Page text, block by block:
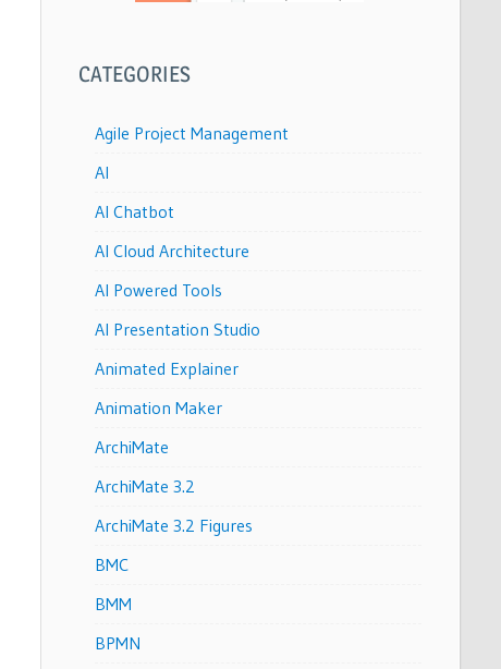
CATEGORIES
Agile Project Management
AI
AI Chatbot
AI Cloud Architecture
AI Powered Tools
AI Presentation Studio
Animated Explainer
Animation Maker
ArchiMate
ArchiMate 3.2
ArchiMate 3.2 Figures
BMC
BMM
BPMN